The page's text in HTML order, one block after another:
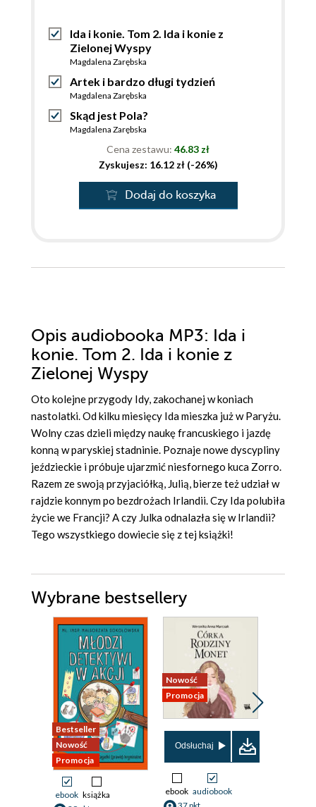
Ida i konie. Tom 2. Ida i konie z
Zielonej Wyspy
Magdalena Zarębska
Artek i bardzo długi tydzień
Magdalena Zarębska
Skąd jest Pola?
Magdalena Zarębska
Cena zestawu: 46.83 zł
Zyskujesz: 16.12 zł (-26%)
Dodaj do koszyka
Opis audiobooka MP3: Ida i
konie. Tom 2. Ida i konie z
Zielonej Wyspy
Oto kolejne przygody Idy, zakochanej w koniach
nastolatki. Od kilku miesięcy Ida mieszka już w Paryżu.
Wolny czas dzieli między naukę francuskiego i jazdę
konną w paryskiej stadninie. Poznaje nowe dyscypliny
jeździeckie i próbuje ujarzmić niesfornego kuca Zorro.
Razem ze swoją przyjaciółką, Julią, bierze też udział w
rajdzie konnym po bezdrożach Irlandii. Czy Ida polubiła
życie we Francji? A czy Julka odnalazła się w Irlandii?
Tego wszystkiego dowiecie się z tej książki!
Wybrane bestsellery
Bestseller
Nowość
Promocja
ebook książka
Nowość
Promocja
Odsłuchaj
ebook audiobook